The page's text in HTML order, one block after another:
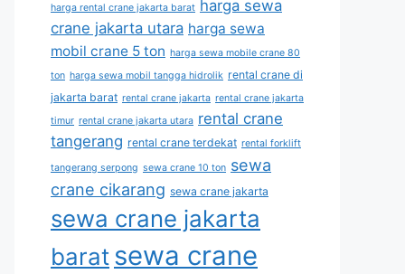
harga rental crane jakarta barat harga sewa
crane jakarta utara harga sewa
mobil crane 5 ton harga sewa mobile crane 80
ton harga sewa mobil tangga hidrolik rental crane di
jakarta barat rental crane jakarta rental crane jakarta
timur rental crane jakarta utara rental crane
tangerang rental crane terdekat rental forklift
tangerang serpong sewa crane 10 ton sewa
crane cikarang sewa crane jakarta
sewa crane jakarta
barat sewa crane